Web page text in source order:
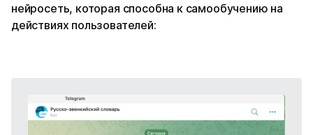
нейросеть, которая способна к самообучению на
действиях пользователей: